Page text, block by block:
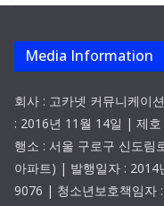
Media Information
회사 : 고카넷 커뮤니케이
: 2016년 11월 14일 | 제
행소 : 서울 구로구 신도림
아파트) | 발행일자 :
9076 | 청소년보호책임자